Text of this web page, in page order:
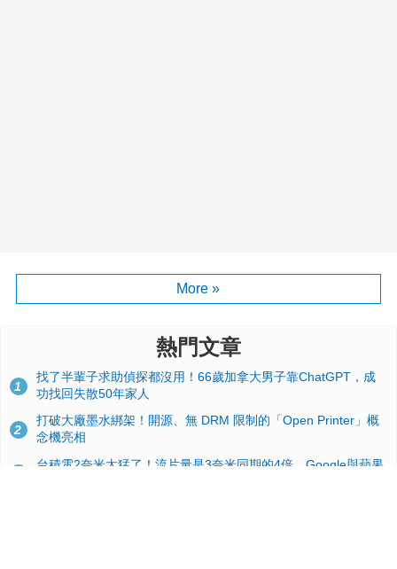
More »
熱門文章
1
找了半輩子求助偵探都沒用！66歲加拿大男子靠ChatGPT，成
功找回失散50年家人
2
打破大廠墨水綁架！開源、無 DRM 限制的「Open Printer」概
念機亮相
台積電2奈米太猛了！流片量是3奈米同期的4倍，Google與蘋果